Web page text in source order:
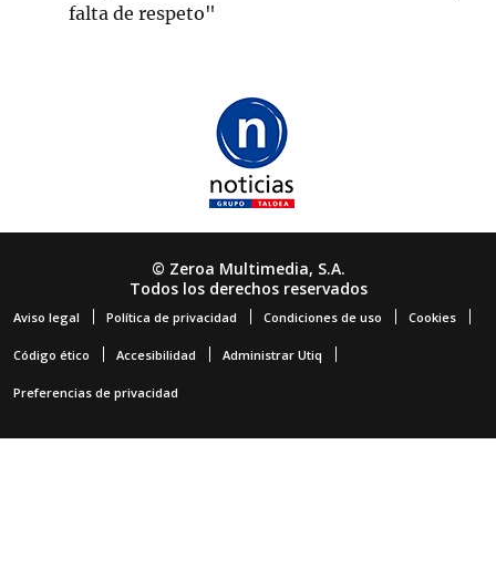
falta de respeto"
© Zeroa Multimedia, S.A.
Todos los derechos reservados
Aviso legal Política de privacidad Condiciones de uso Cookies
Código ético Accesibilidad Administrar Utiq
Preferencias de privacidad